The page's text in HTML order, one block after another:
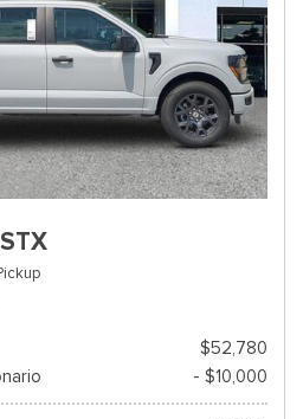
$52,780
- $10,000